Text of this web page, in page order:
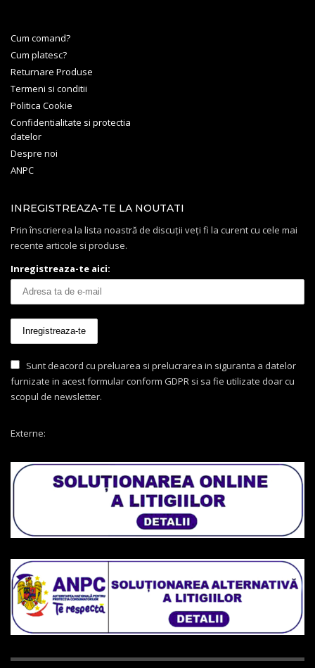
Cum comand?
Cum platesc?
Returnare Produse
Termeni si conditii
Politica Cookie
Confidentialitate si protectia
datelor
Despre noi
ANPC
INREGISTREAZA-TE LA NOUTATI
Prin înscrierea la lista noastră de discuții veți fi la curent cu cele mai
recente articole si produse.
Inregistreaza-te aici:
Sunt deacord cu preluarea si prelucrarea in siguranta a datelor
furnizate in acest formular conform GDPR si sa fie utilizate doar cu
scopul de newsletter.
Externe: